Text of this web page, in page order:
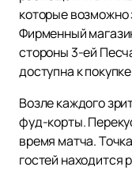
которые возможно
Фирменный
стороны 3-ей
доступна к
Возле каждого
фуд-корты.
время матча.
гостей находится